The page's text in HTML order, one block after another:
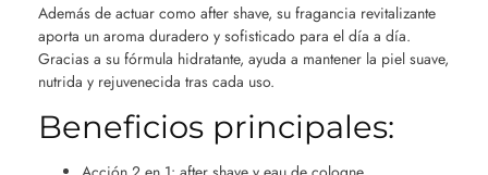
Además de actuar como after shave, su fragancia revitalizante
aporta un aroma duradero y sofisticado para el día a día.
Gracias a su fórmula hidratante, ayuda a mantener la piel suave,
nutrida y rejuvenecida tras cada uso.
Beneficios principales: